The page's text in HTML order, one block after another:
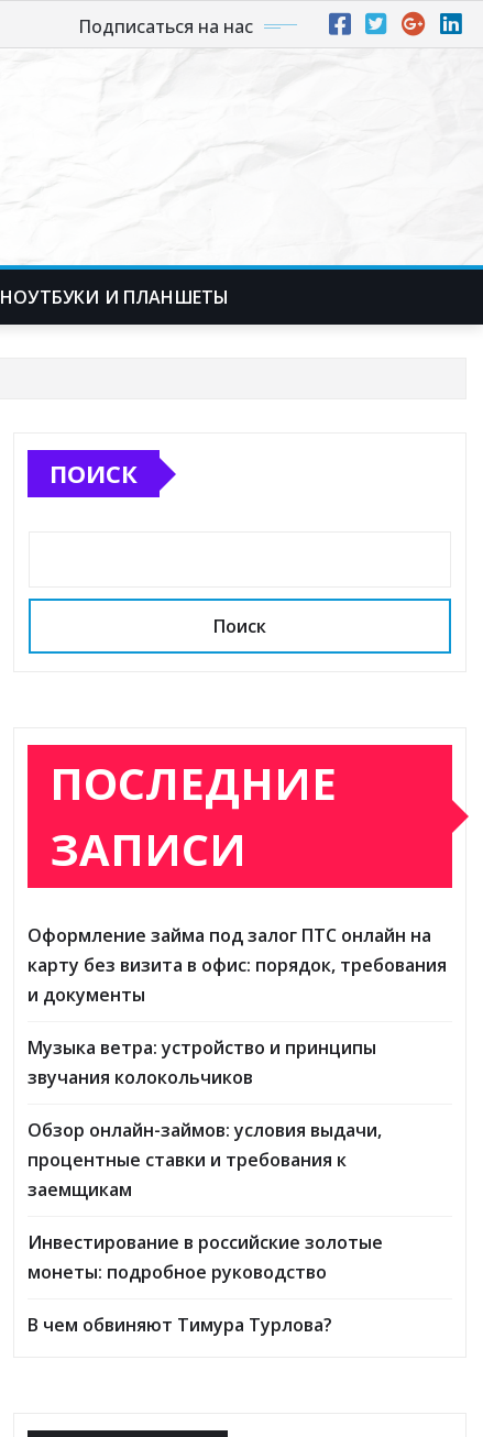
Подписаться на нас
НОУТБУКИ И ПЛАНШЕТЫ
ПОИСК
Поиск
ПОСЛЕДНИЕ
ЗАПИСИ
Оформление займа под залог ПТС онлайн на
карту без визита в офис: порядок, требования
и документы
Музыка ветра: устройство и принципы
звучания колокольчиков
Обзор онлайн-займов: условия выдачи,
процентные ставки и требования к
заемщикам
Инвестирование в российские золотые
монеты: подробное руководство
В чем обвиняют Тимура Турлова?